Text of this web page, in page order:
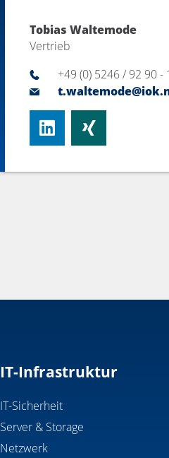
Tobias Waltemode
Vertrieb
+49 (0) 5246 / 92 90 -
IT-Infrastruktur
IT-Sicherheit
Server & Storage
Netzwerk